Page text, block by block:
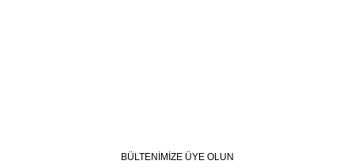
BÜLTENİMİZE ÜYE OLUN